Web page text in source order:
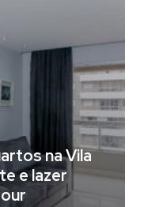
na Vila
e lazer